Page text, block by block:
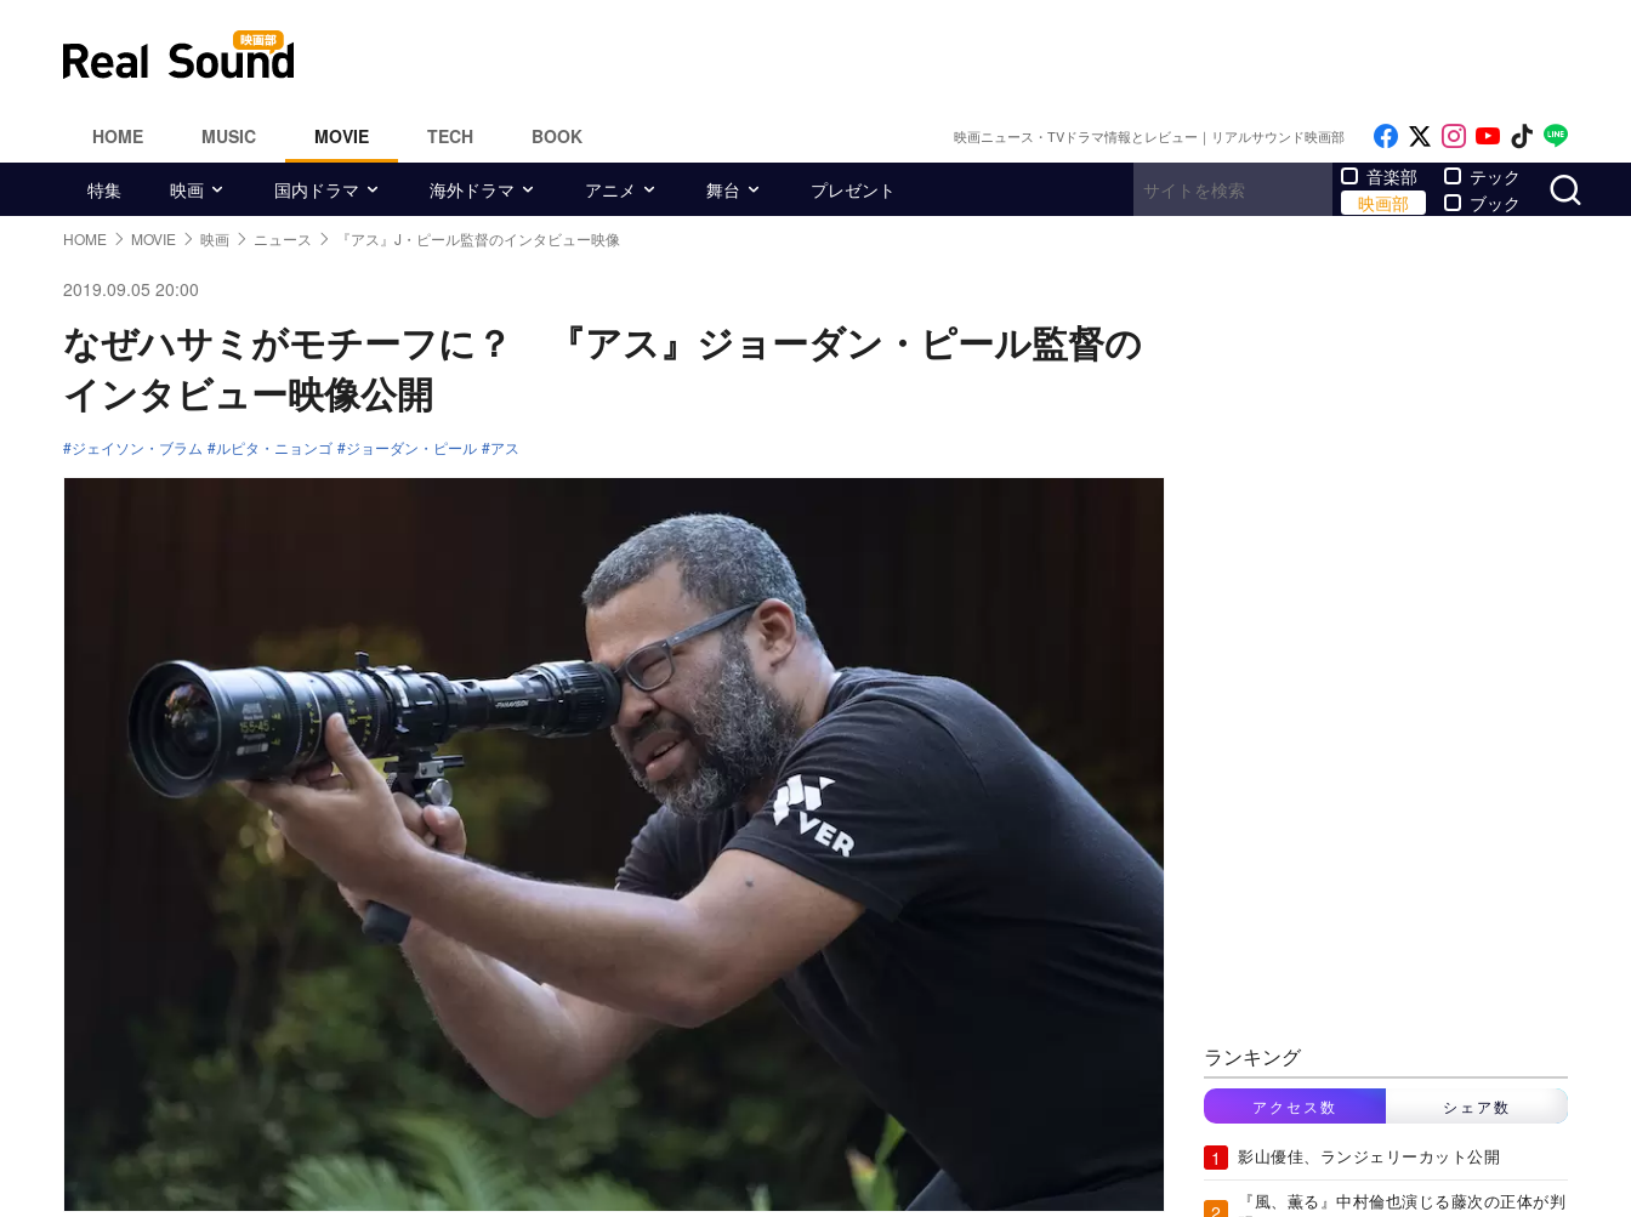
HOME MUSIC MOVIE TECH BOOK 映画ニュース・TVドラマ情報とレビュー｜リアルサウンド映画部 Like on Facebook
Follow on x
Follow on
Follow on
Follow
特集 映画 国内ドラマ 海外ドラマ アニメ 舞台 プレゼント
音楽部
映画部
テック
ブック
HOME MOVIE 映画 ニュース 『アス』J・ピール監督のインタビュー映像
2019.09.05 20:00
なぜハサミがモチーフに？ 『アス』ジョーダン・ピール監督の
インタビュー映像公開
ジェイソン・ブラム ルピタ・ニョンゴ ジョーダン・ピール アス
ランキング
アクセス数 シェア数
影山優佳、ランジェリーカット公開
『風、薫る』中村倫也演じる藤次の正体が判